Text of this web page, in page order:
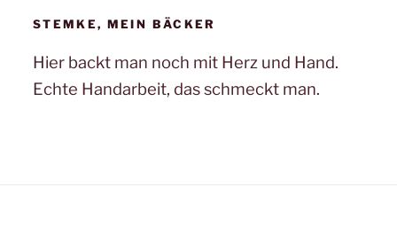
STEMKE, MEIN BÄCKER
Hier backt man noch mit Herz und Hand.
Echte Handarbeit, das schmeckt man.